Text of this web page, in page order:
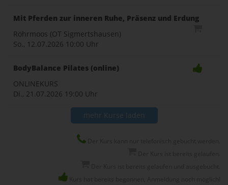
Mit Pferden zur inneren Ruhe, Präsenz und Erdung
Röhrmoos (OT Sigmertshausen)
So., 12.07.2026 10:00 Uhr
BodyBalance Pilates (online)
ONLINEKURS
Di., 21.07.2026 19:00 Uhr
mehr Kurse laden